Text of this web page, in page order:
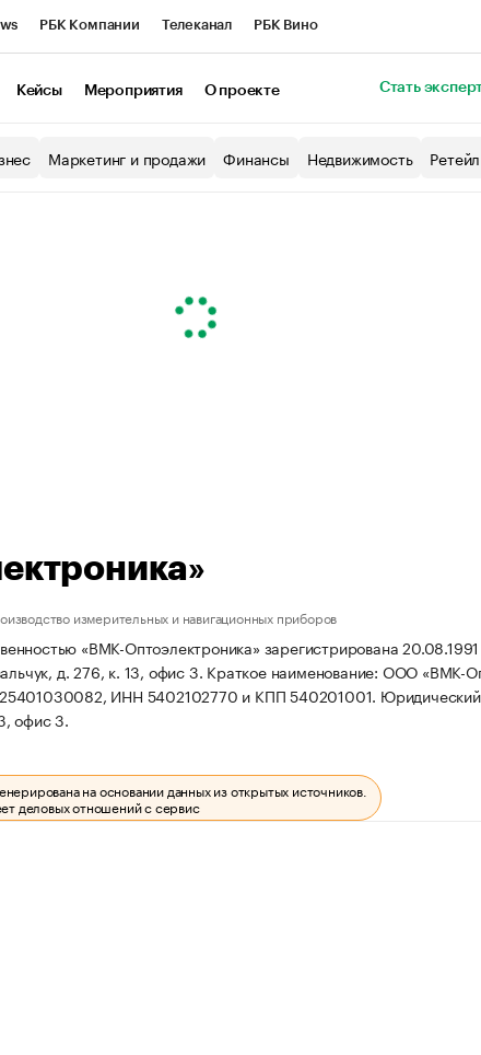
РБК Компании Телеканал РБК Вино
Экономика Бизнес
Кейсы Мероприятия О проекте Стать
Маркетинг и продажи Финансы Недвижимость Ретейл
измерительных и навигационных приборов
«ВМК-Оптоэлектроника» зарегистрирована
д. 276, к. 13, офис 3. Краткое наименование: ООО «ВМК-
ИНН 5402102770 и КПП 540201001.
офис 3.
на основании данных из открытых источников.
деловых отношений с сервис